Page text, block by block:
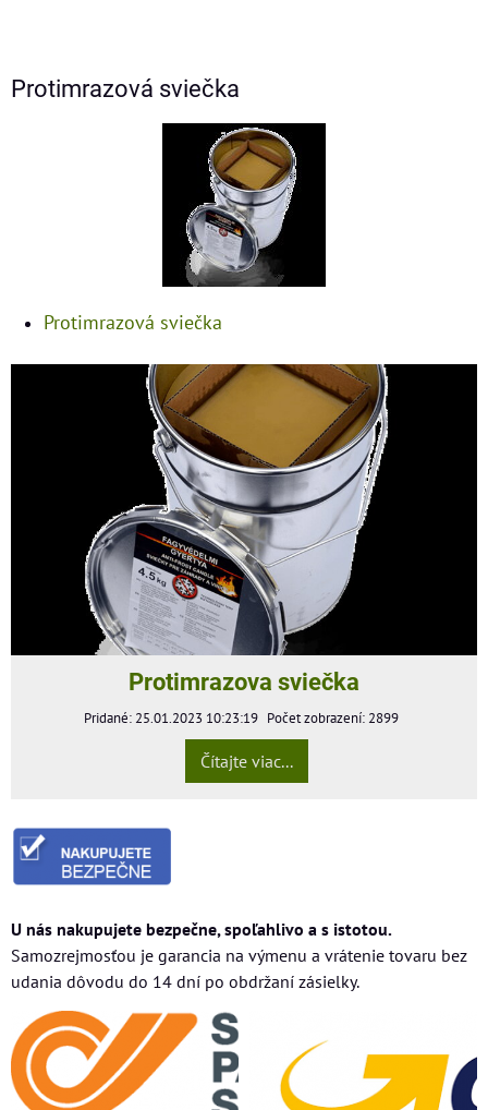
Protimrazová sviečka
Protimrazová sviečka
Protimrazova sviečka
Pridané: 25.01.2023 10:23:19 Počet zobrazení: 2899
Čítajte viac...
U nás nakupujete bezpečne, spoľahlivo a s istotou.
Samozrejmosťou je garancia na výmenu a vrátenie tovaru bez
udania dôvodu do 14 dní po obdržaní zásielky.